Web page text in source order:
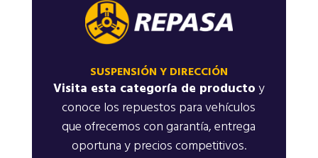
SUSPENSIÓN Y DIRECCIÓN
Visita esta categoría de productoy
conoce los repuestos para vehículos
que ofrecemos con garantía, entrega
oportuna y precios competitivos.